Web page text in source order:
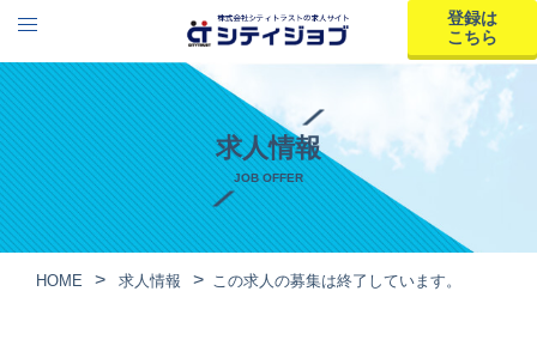
登録は
こちら
求人情報
JOB OFFER
HOME 求人情報 この求人の募集は終了しています。